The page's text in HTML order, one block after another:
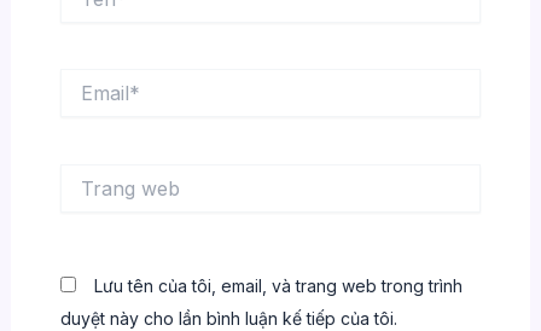
web
Lưu tên của tôi, email, và trang web trong trình
duyệt này cho lần bình luận kế tiếp của tôi.